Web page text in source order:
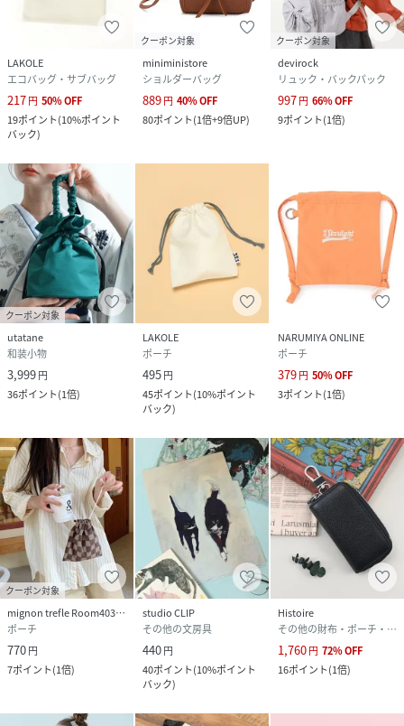
LAKOLE
エコバッグ・サブバッグ
217円 50%OFF
19ポイント(10%ポイント
バック)
クーポン対象
miniministore
ショルダーバッグ
889円 40%OFF
80ポイント(1倍+9倍UP)
クーポン対象
devirock
リュック・バックパック
997円 66%OFF
9ポイント(1倍)
クーポン対象
utatane
和装小物
3,999円
36ポイント(1倍)
LAKOLE
ポーチ
495円
45ポイント(10%ポイント
バック)
NARUMIYA ONLINE
ポーチ
379円 50%OFF
3ポイント(1倍)
クーポン対象
mignon trefle Room403 selected
ポーチ
770円
7ポイント(1倍)
studio CLIP
その他の文房具
440円
40ポイント(10%ポイント
バック)
Histoire
その他の財布・ポーチ・ケース
1,760円 72%OFF
16ポイント(1倍)